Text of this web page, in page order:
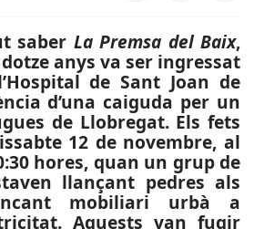
saber La Premsa del Baix,
anys va ser ingressat
de Sant Joan de
d’una caiguda per un
de Llobregat. Els fets
12 de novembre, al
hores, quan un grup de
llançant pedres als
mobiliari urbà a
Aquests van fugir